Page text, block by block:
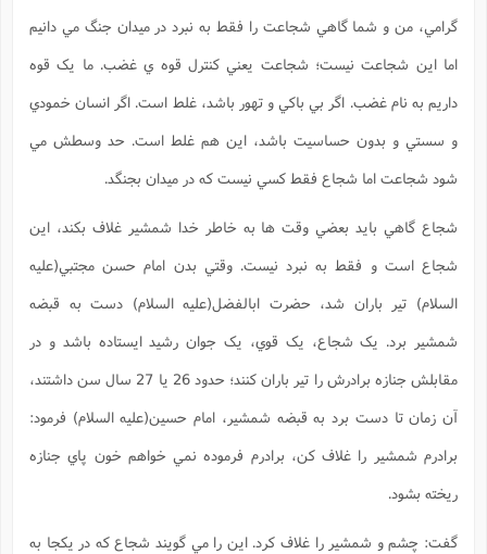
گرامي، من و شما گاهي شجاعت را فقط به نبرد در ميدان جنگ مي دانيم
اما اين شجاعت نيست؛ شجاعت يعني کنترل قوه ي غضب. ما يک قوه
داريم به نام غضب. اگر بي باکي و تهور باشد، غلط است. اگر انسان خمودي
و سستي و بدون حساسيت باشد، اين هم غلط است. حد وسطش مي
شود شجاعت اما شجاع فقط کسي نيست که در ميدان بجنگد.
شجاع گاهي بايد بعضي وقت ها به خاطر خدا شمشير غلاف بکند، اين
شجاع است و فقط به نبرد نيست. وقتي بدن امام حسن مجتبي(علیه
السلام) تير باران شد، حضرت ابالفضل(علیه السلام) دست به قبضه
شمشير برد. يک شجاع، يک قوي، يک جوان رشيد ايستاده باشد و در
مقابلش جنازه برادرش را تير باران کنند؛ حدود 26 يا 27 سال سن داشتند،
آن زمان تا دست برد به قبضه شمشير، امام حسين(علیه السلام) فرمود:
برادرم شمشير را غلاف کن، برادرم فرموده نمي خواهم خون پاي جنازه
ريخته بشود.
گفت: چشم و شمشير را غلاف کرد. اين را مي گويند شجاع که در يکجا به